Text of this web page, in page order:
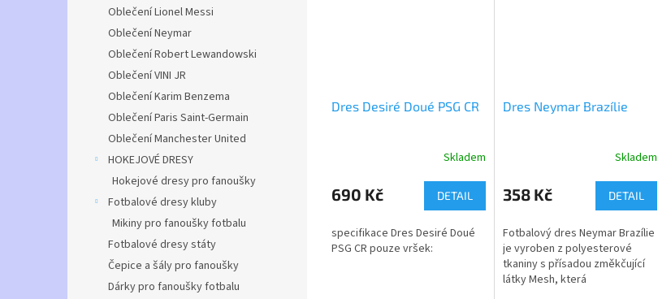
Oblečení Lionel Messi
Oblečení Neymar
Oblečení Robert Lewandowski
Oblečení VINI JR
Oblečení Karim Benzema
Oblečení Paris Saint-Germain
Oblečení Manchester United
HOKEJOVÉ DRESY
Hokejové dresy pro fanoušky
Fotbalové dresy kluby
Mikiny pro fanoušky fotbalu
Fotbalové dresy státy
Čepice a šály pro fanoušky
Dárky pro fanoušky fotbalu
Dres Desiré Doué PSG CR
produktu
je
z
5
Skladem
690 Kč DETAIL
specifikace Dres Desiré Doué
PSG CR pouze vršek:
Dres Neymar Brazílie
produktu
je
z
5
hvězdiček.
Skladem
358 Kč DETAIL
Fotbalový dres Neymar Brazílie
je vyroben z polyesterové
tkaniny s přísadou změkčující
látky Mesh, která